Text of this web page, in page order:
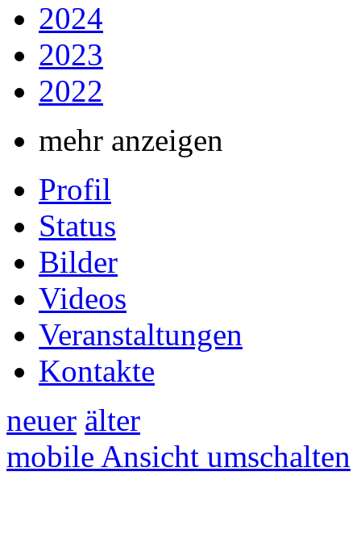
2024
2023
2022
mehr anzeigen
Profil
Status
Bilder
Videos
Veranstaltungen
Kontakte
neuer älter
mobile Ansicht umschalten